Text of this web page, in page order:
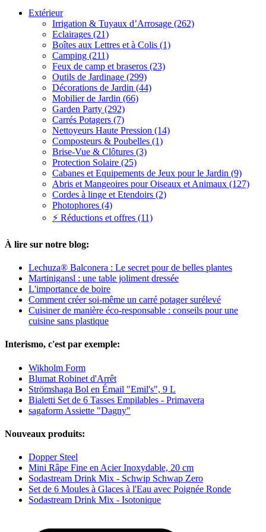
Extérieur
Irrigation & Tuyaux d’Arrosage (262)
Eclairages (21)
Boîtes aux Lettres et à Colis (1)
Camping (211)
Feux de camp et braseros (23)
Outils de Jardinage (299)
Décorations de Jardin (44)
Mobilier de Jardin (66)
Garden Party (292)
Carrés Potagers (7)
Nettoyeurs Haute Pression (14)
Composteurs & Poubelles (1)
Brise-Vue & Clôtures (3)
Protection Solaire (25)
Cabanes et Equipements de Jeux pour le Jardin (9)
Abris et Mangeoires pour Oiseaux et Animaux (127)
Cordes à linge et Etendoirs (2)
Photophores (4)
⚡ Réductions et offres (11)
À lire sur notre blog:
Lechuza® Balconera : Le secret pour de belles plantes
Martinigansl : une table joliment dressée
L'importance de boire
Comment créer soi-même un carré potager surélevé
Cuisiner de manière éco-responsable : conseils pour une
cuisine sans plastique
Interismo, c'est par exemple:
Wikholm Form
Blumat Robinet d'Arrêt
Strömshaga Bol en Émail "Emil's", 9 L
Bialetti Set de 6 Tasses Empilables - Primavera
sagaform Assiette "Dagny"
Nouveaux produits:
Dopper Steel
Mini Râpe Fine en Acier Inoxydable, 20 cm
Sodastream Drink Mix - Schwip Schwap Zero
Set de 6 Moules à Glaces à l'Eau avec Poignée Ronde
Sodastream Drink Mix - Isotonique